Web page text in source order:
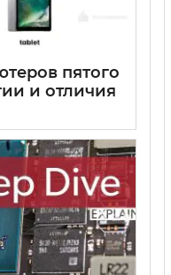
пятого
и отличия